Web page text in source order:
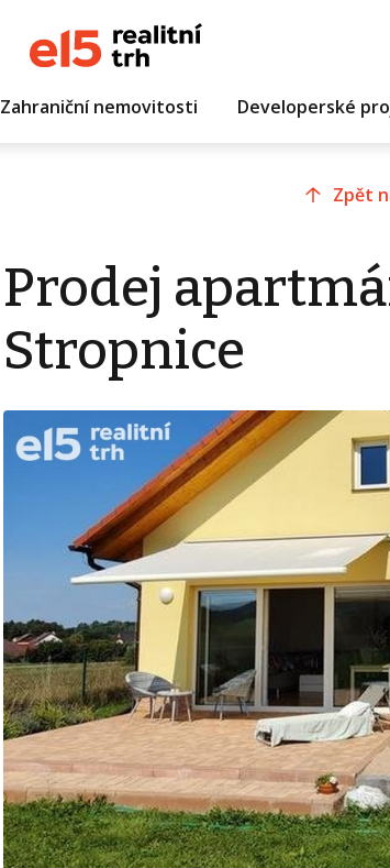
Zahraniční nemovitosti Developerské
Zpět
Prodej
Stropnice